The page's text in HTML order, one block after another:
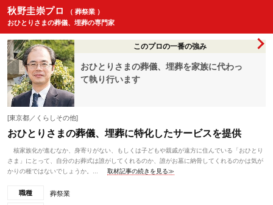
秋野圭崇プロ
（ 葬祭業 ）
おひとりさまの葬儀、埋葬の専門家
このプロの一番の強み
おひとりさまの葬儀、埋葬を家族に代わっ
て執り行います
[東京都／くらしその他]
おひとりさまの葬儀、埋葬に特化したサービスを提供
核家族化が進むなか、身寄りがない、もしくは子どもや親戚が遠方に住んでいる「おひとり
さま」にとって、自分のお葬式は誰がしてくれるのか、誰がお墓に納骨してくれるのかは気が
かりの種ではないでしょうか。...
取材記事の続きを見る≫
職種 葬祭業